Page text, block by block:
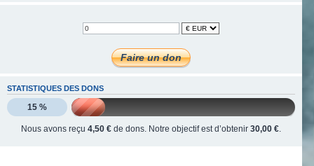
STATISTIQUES DES DONS
15 %
Nous avons reçu4,50 € de dons. Notre objectif est d’obtenir30,00 €.